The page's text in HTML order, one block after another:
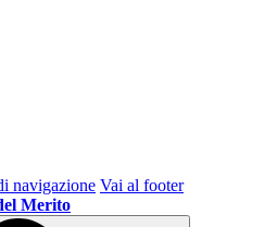
navigazione Vai al footer
Merito